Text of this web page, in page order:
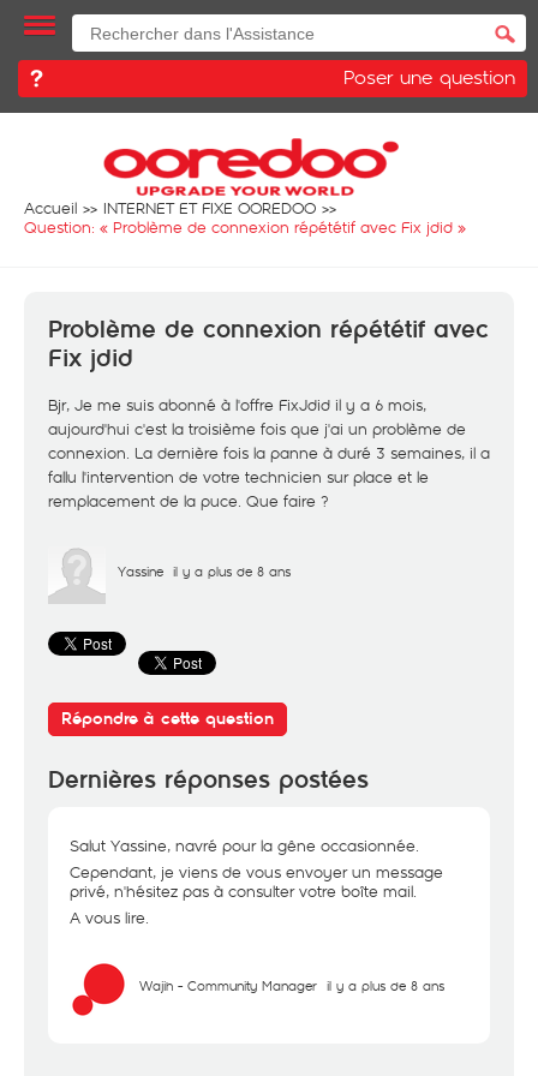
Poser une question
Accueil
INTERNET ET FIXE OOREDOO
Question: « Problème de connexion répététif avec Fix jdid »
Problème de connexion répététif avec
Fix jdid
Bjr, Je me suis abonné à l'offre FixJdid il y a 6 mois,
aujourd'hui c'est la troisième fois que j'ai un problème de
connexion. La dernière fois la panne à duré 3 semaines, il a
fallu l'intervention de votre technicien sur place et le
remplacement de la puce. Que faire ?
Yassine il y a plus de 8 ans
Répondre à cette question
Dernières réponses postées
Salut Yassine, navré pour la gêne occasionnée.
Cependant, je viens de vous envoyer un message
privé, n'hésitez pas à consulter votre boîte mail.
A vous lire.
Wajih - Community Manager il y a plus de 8 ans